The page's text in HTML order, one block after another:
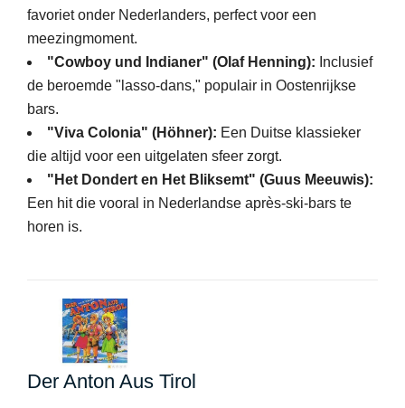
favoriet onder Nederlanders, perfect voor een
meezingmoment.
"Cowboy und Indianer" (Olaf Henning): Inclusief
de beroemde "lasso-dans," populair in Oostenrijkse
bars.
"Viva Colonia" (Höhner): Een Duitse klassieker
die altijd voor een uitgelaten sfeer zorgt.
"Het Dondert en Het Bliksemt" (Guus Meeuwis):
Een hit die vooral in Nederlandse après-ski-bars te
horen is.
Der Anton Aus Tirol